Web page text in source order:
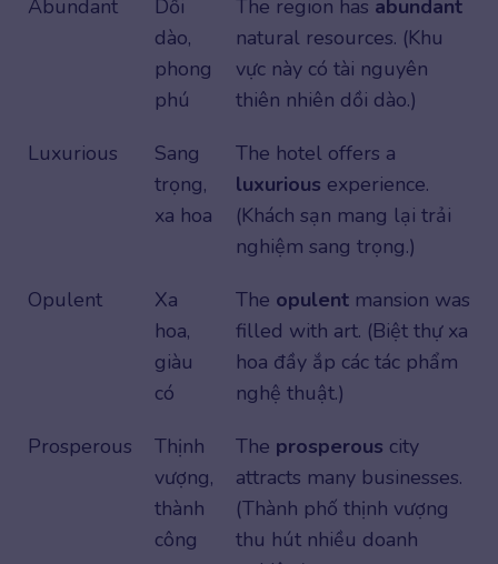
Abundant
Dồi
dào,
phong
phú
The region has abundant
natural resources. (Khu
vực này có tài nguyên
thiên nhiên dồi dào.)
Luxurious
Sang
trọng,
xa hoa
The hotel offers a
luxurious experience.
(Khách sạn mang lại trải
nghiệm sang trọng.)
Opulent
Xa
hoa,
giàu
có
The opulent mansion was
filled with art. (Biệt thự xa
hoa đầy ắp các tác phẩm
nghệ thuật.)
Prosperous
Thịnh
vượng,
thành
công
The prosperous city
attracts many businesses.
(Thành phố thịnh vượng
thu hút nhiều doanh